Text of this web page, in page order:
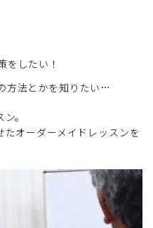
をしたい！
方法とかを知りたい…
。
オーダーメイドレッスンを